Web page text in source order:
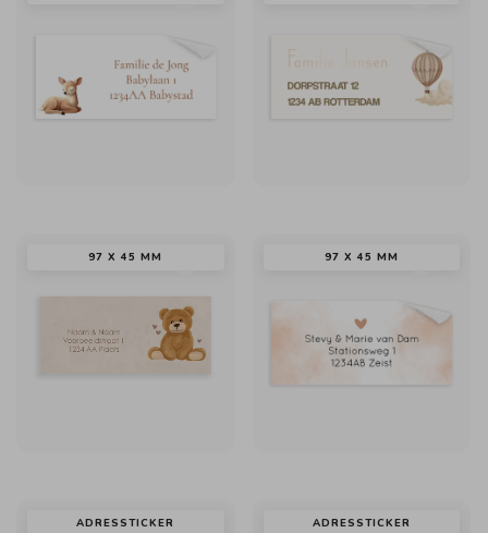
97 X 45 MM 97 X 45 MM
ADRESSTICKER ADRESSTICKER